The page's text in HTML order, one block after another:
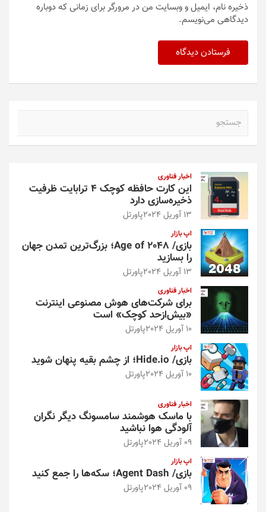
ذخیره نام، ایمیل و وبسایت من در مرورگر برای زمانی که دوباره
دیدگاهی می‌نویسم.
اخبار فناوری
این کارت حافظه کوچک ۴ ترابایت ظرفیت
ذخیره‌سازی دارد
13 آوریل 2024 پاورتل
اپ بازار
بازی/ Age of 2048؛ بزرگ‌ترین تمدن جهان
را بسازید
13 آوریل 2024 پاورتل
اخبار فناوری
برای شرکت‌های هوش مصنوعی اینترنت
«بیش‌از‌حد کوچک» است
10 آوریل 2024 پاورتل
اپ بازار
بازی/ Hide.io؛ از چشم بقیه پنهان شوید
10 آوریل 2024 پاورتل
اخبار فناوری
با ماسک هوشمند سامسونگ دیگر نگران
آلودگی هوا نباشید
09 آوریل 2024 پاورتل
اپ بازار
بازی/ Agent Dash؛ سکه‌ها را جمع کنید
09 آوریل 2024 پاورتل